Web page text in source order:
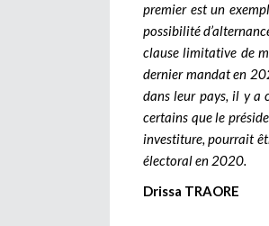
premier est un
possibilité
clause limitative de
dernier mandat en
dans leur pays, il y a
certains que le
investiture, pourrait
électoral en 2020.
Drissa TRAORE